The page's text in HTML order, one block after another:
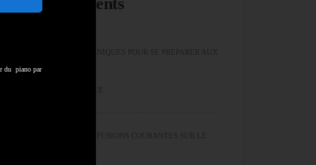
LES EXERCICES TECHNIQUES POUR SE PRÉPARER AUX
LES ERREURS ET CONFUSIONS COURANTES SUR LE
du piano par